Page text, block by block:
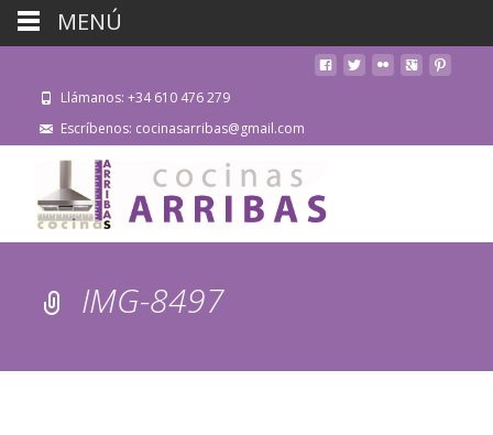
Llámanos: +34 610 476 279
Escríbenos: cocinasarribas@gmail.com
IMG-8497
MENÚ